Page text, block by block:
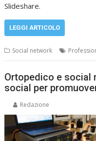
Slideshare.
LEGGI ARTICOLO
Social network
Ortopedico e social
social per
Redazione